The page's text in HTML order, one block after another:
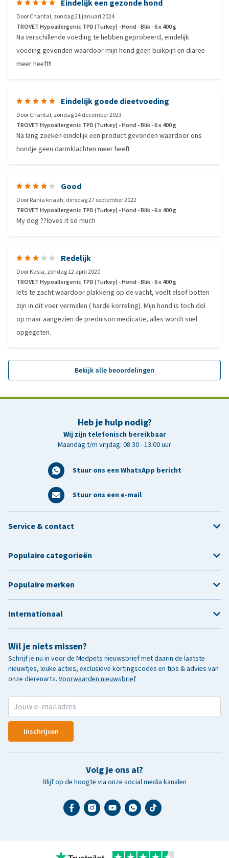
Eindelijk een gezonde hond
DoorChantal, zondag 21 januari 2024
TROVET Hypoallergenic TPD (Turkey) - Hond - Blik - 6 x 400 g
Na verschillende voeding te hebben geprobeerd, eindelijk
voeding gevonden waardoor mijn hond geen buikpijn en diaree
meer heeft!!
Eindelijk goede dieetvoeding
DoorChantal, zondag 24 december 2023
TROVET Hypoallergenic TPD (Turkey) - Hond - Blik - 6 x 400 g
Na lang zoeken eindelijk een product gevonden waardoor ons
hondje geen darmklachten meer heeft
Good
DoorRania knaah, dinsdag 27 september 2022
TROVET Hypoallergenic TPD (Turkey) - Hond - Blik - 6 x 400 g
My dog ??loves it so much
Redelijk
DoorKasia, zondag 12 april 2020
TROVET Hypoallergenic TPD (Turkey) - Hond - Blik - 6 x 400 g
Iets te zacht waardoor plakkerig op de vacht, voelt alsof botten
zijn in dit voer vermalen ( harde korreling). Mijn hond is toch dol
op maar aangezien de prednison medicatie, alles wordt snel
opgegeten.
Bekijk alle beoordelingen
Heb je hulp nodig?
Wij zijn telefonisch bereikbaar
Maandag t/m vrijdag: 08:30 - 13:00 uur
Stuur ons een WhatsApp bericht
Stuur ons een e-mail
Wil je niets missen?
Schrijf je nu in voor de Medpets nieuwsbrief met daarin de laatste
nieuwtjes, leuke acties, exclusieve kortingscodes en tips & advies van
onze dierenarts. Voorwaarden nieuwsbrief
Inschrijven
Volg je ons al?
Blijf op de hoogte via onze social media kanalen
Service & contact
Populaire categorieën
Populaire merken
Internationaal